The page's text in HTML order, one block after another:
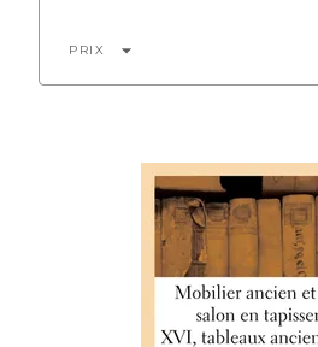
PRIX arrow_drop_down